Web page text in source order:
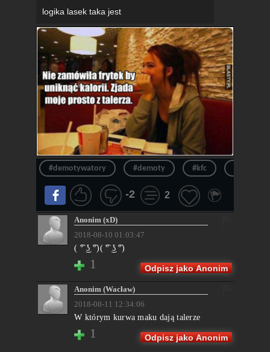
logika lasek taka jest
#demotywatory #demoty #kfc
-2 2
Anonim (xD)
2018-08-10 01:03:47
( ͡° ͜ʖ ͡°)( ͡° ͜ʖ ͡°)
1 Odpisz jako Anonim
Anonim (Wacław)
2018-08-11 12:34:06
W którym kurwa maku dają talerze
1 Odpisz jako Anonim